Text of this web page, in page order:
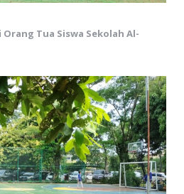
Tua Siswa Sekolah Al-